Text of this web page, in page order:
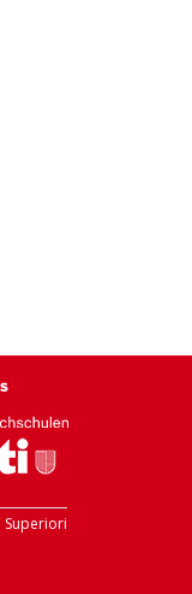
Superiori